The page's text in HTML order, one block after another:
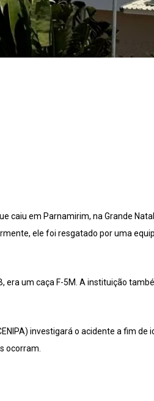
caiu em Parnamirim, na Grande
ele foi resgatado por uma
era um caça F-5M. A instituição
investigará o acidente a fim de
ocorram.